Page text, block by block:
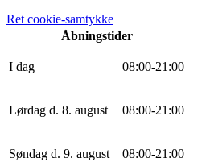
Ret cookie-samtykke
Åbningstider
I dag 08:00-21 :00
Lørdag d. 8. august 08:00-21 :00
Søndag d. 9. august 08:00-21 :00